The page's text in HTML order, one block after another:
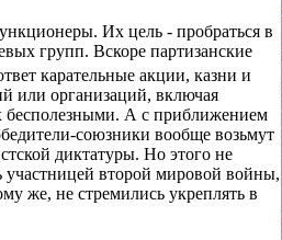
Их цель - пробраться в
групп. Вскоре партизанские
карательные акции, казни и
или организаций, включая
бесполезными. А с приближением
союзники вообще возьмут
диктатуры. Но этого не
участницей второй мировой войны,
же, не стремились укреплять в